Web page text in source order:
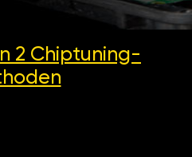
2 Chiptuning-